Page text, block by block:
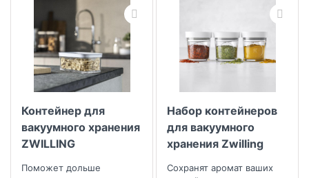
Контейнер для
вакуумного хранения
ZWILLING
Поможет дольше
Набор контейнеров
для вакуумного
хранения Zwilling
Сохранят аромат ваших